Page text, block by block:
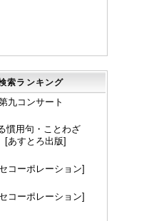
索ランキング
九コンサート
慣用句・ことわざ
あすとろ出版]
コーポレーション]
コーポレーション]